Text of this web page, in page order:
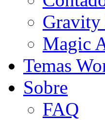
Gravity
Magic
Temas
Sobre
FAQ